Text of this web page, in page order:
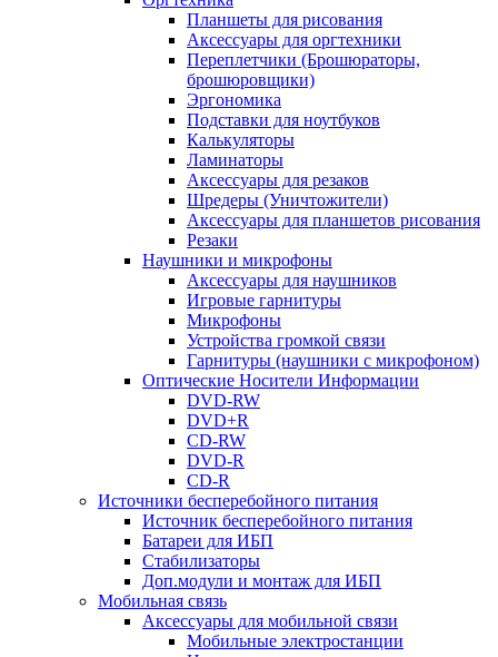
Планшеты для рисования
Аксессуары для оргтехники
Переплетчики (Брошюраторы,
брошюровщики)
Эргономика
Подставки для ноутбуков
Калькуляторы
Ламинаторы
Аксессуары для резаков
Шредеры (Уничтожители)
Аксессуары для планшетов рисования
Резаки
Наушники и микрофоны
Аксессуары для наушников
Игровые гарнитуры
Микрофоны
Устройства громкой связи
Гарнитуры (наушники с микрофоном)
Оптические Носители Информации
DVD-RW
DVD+R
CD-RW
DVD-R
CD-R
Источники бесперебойного питания
Источник бесперебойного питания
Батареи для ИБП
Стабилизаторы
Доп.модули и монтаж для ИБП
Мобильная связь
Аксессуары для мобильной связи
Мобильные электростанции